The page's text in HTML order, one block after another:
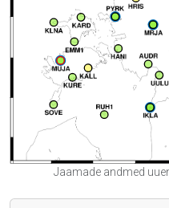
Jaamade andmed